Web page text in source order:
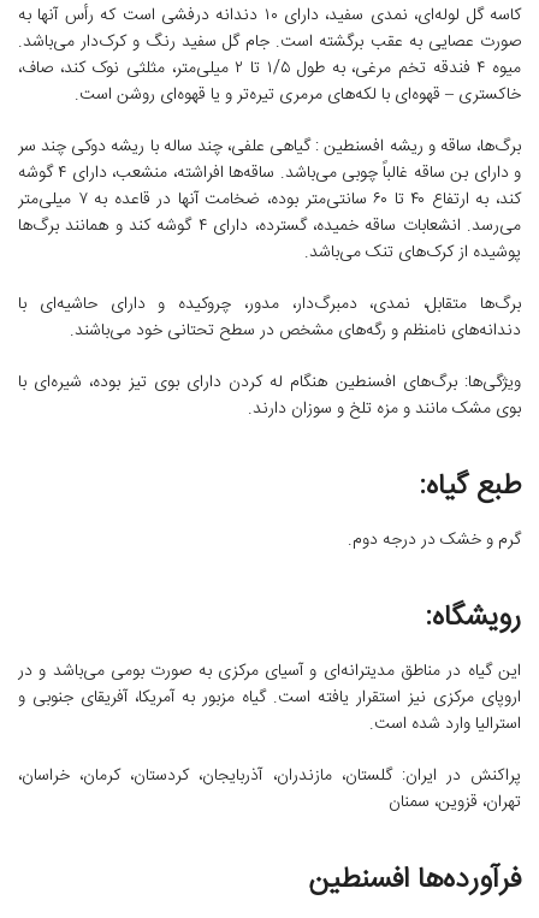
کاسه گل لوله‌ای، نمدی سفید، دارای ۱۰ دندانه درفشی است که رأس آنها به
صورت عصایی به عقب برگشته است. جام گل سفید رنگ و کرک‌دار می‌باشد.
میوه ۴ فندقه تخم مرغی، به طول ۱/۵ تا ۲ میلی‌متر، مثلثی نوک کند، صاف،
خاکستری – قهوه‌ای با لکه‌های مرمری تیره‌تر و یا قهوه‌ای روشن است.
برگ‌ها، ساقه و ریشه افسنطین : گیاهی علفی، چند ساله با ریشه دوکی چند سر
و دارای بن ساقه غالباً چوبی می‌باشد. ساقه‌ها افراشته، منشعب، دارای ۴ گوشه
کند، به ارتفاع ۴۰ تا ۶۰ سانتی‌متر بوده، ضخامت آنها در قاعده به ۷ میلی‌متر
می‌رسد. انشعابات ساقه خمیده، گسترده، دارای ۴ گوشه کند و همانند برگ‌ها
پوشیده از کرک‌های تنک می‌باشد.
برگ‌ها متقابل، نمدی، دمبرگ‌دار، مدور، چروکیده و دارای حاشیه‌ای با
دندانه‌های نامنظم و رگه‌های مشخص در سطح تحتانی خود می‌باشند.
ویژگی‌ها: برگ‌های افسنطین هنگام له کردن دارای بوی تیز بوده، شیره‌ای با
بوی مشک مانند و مزه تلخ و سوزان دارند.
طبع گیاه:
گرم و خشک در درجه دوم.
رویشگاه:
این گیاه در مناطق مدیترانه‌ای و آسیای مرکزی به صورت بومی می‌باشد و در
اروپای مرکزی نیز استقرار یافته است. گیاه مزبور به آمریکا، آفریقای جنوبی و
استرالیا وارد شده است.
پراکنش در ایران: گلستان، مازندران، آذربایجان، کردستان، کرمان، خراسان،
تهران، قزوین، سمنان
فرآورده‌ها افسنطین